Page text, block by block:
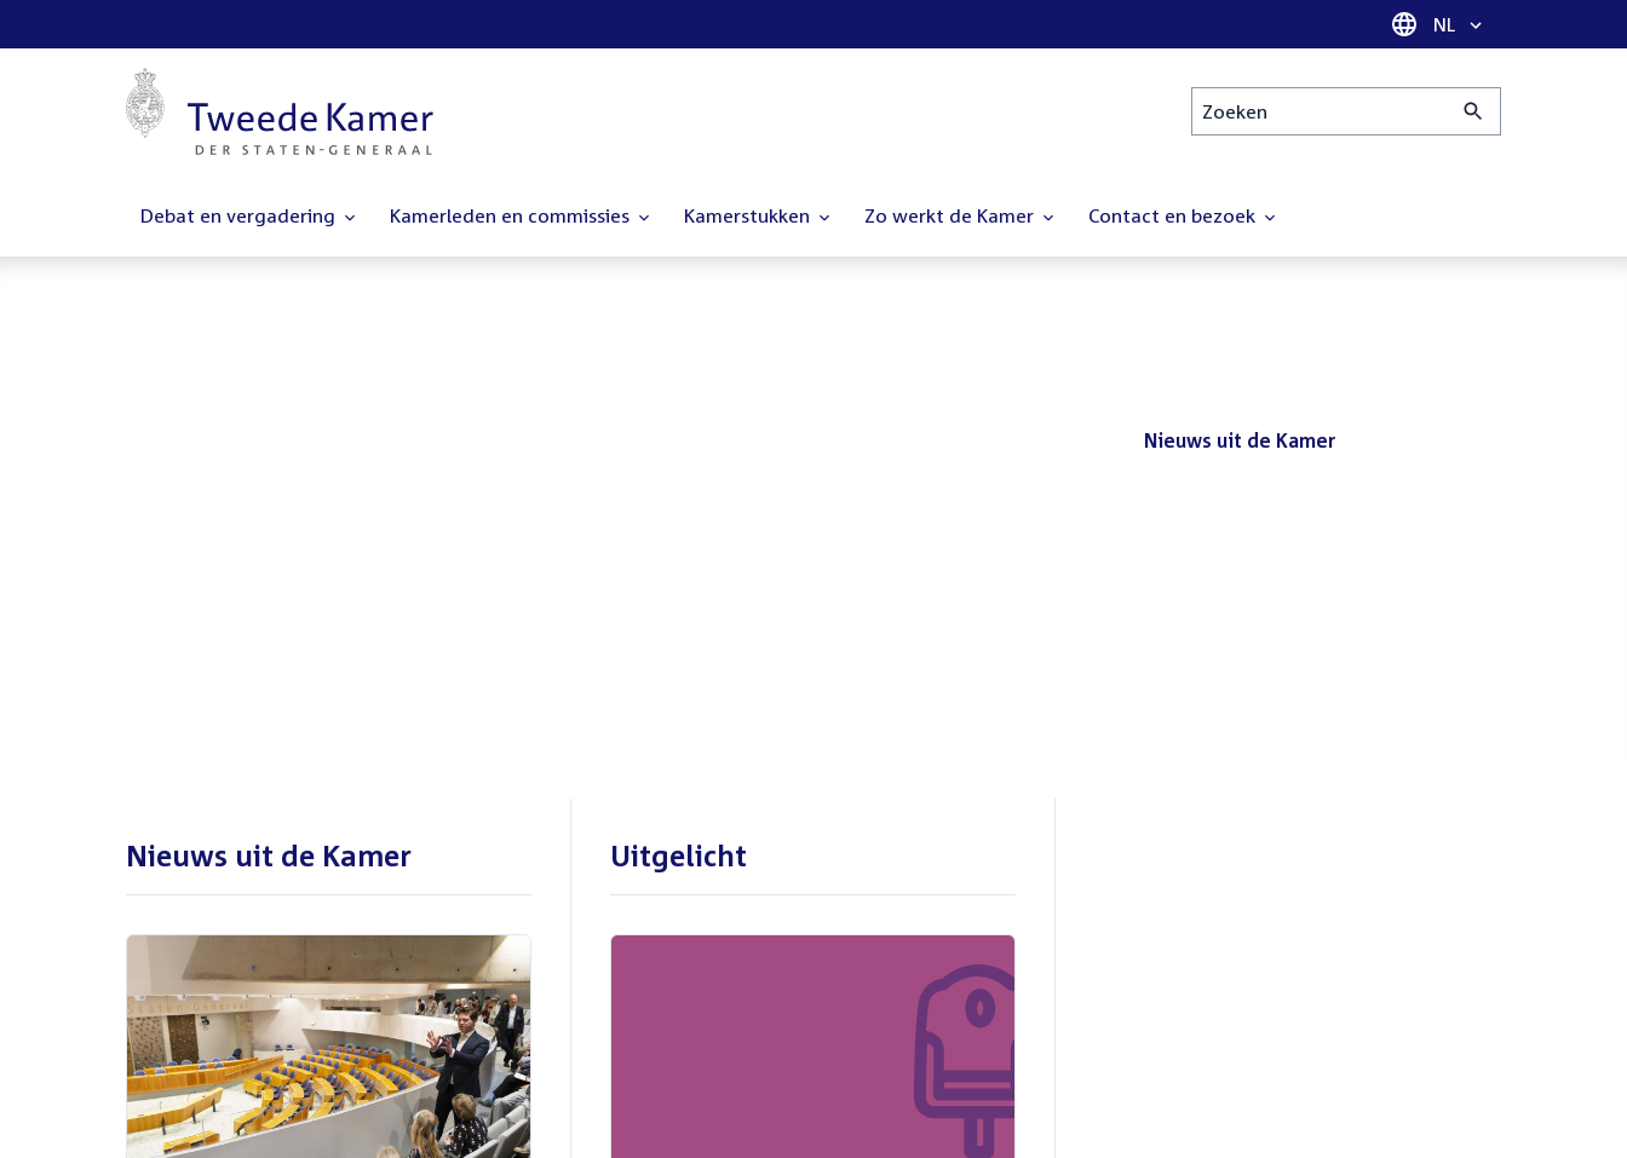
Taal selectie
NL
Zoeken
Debat en vergadering Kamerleden en commissies Kamerstukken Zo werkt de Kamer Contact en bezoek
Nieuws uit de Kamer
Nieuws uit de Kamer Uitgelicht